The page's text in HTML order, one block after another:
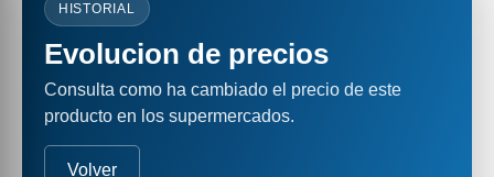
HISTORIAL
Evolucion de precios
Consulta como ha cambiado el precio de este
producto en los supermercados.
Volver